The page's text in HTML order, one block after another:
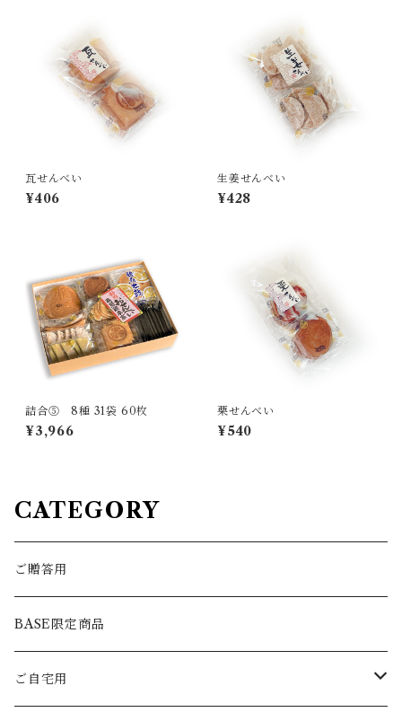
瓦せんべい
¥406
生姜せんべい
¥428
詰合⑤ 8種 31袋 60枚
¥3,966
栗せんべい
¥540
CATEGORY
ご贈答用
BASE限定商品
ご自宅用